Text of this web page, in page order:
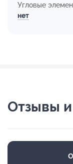
Угловые
нет
Отзывы